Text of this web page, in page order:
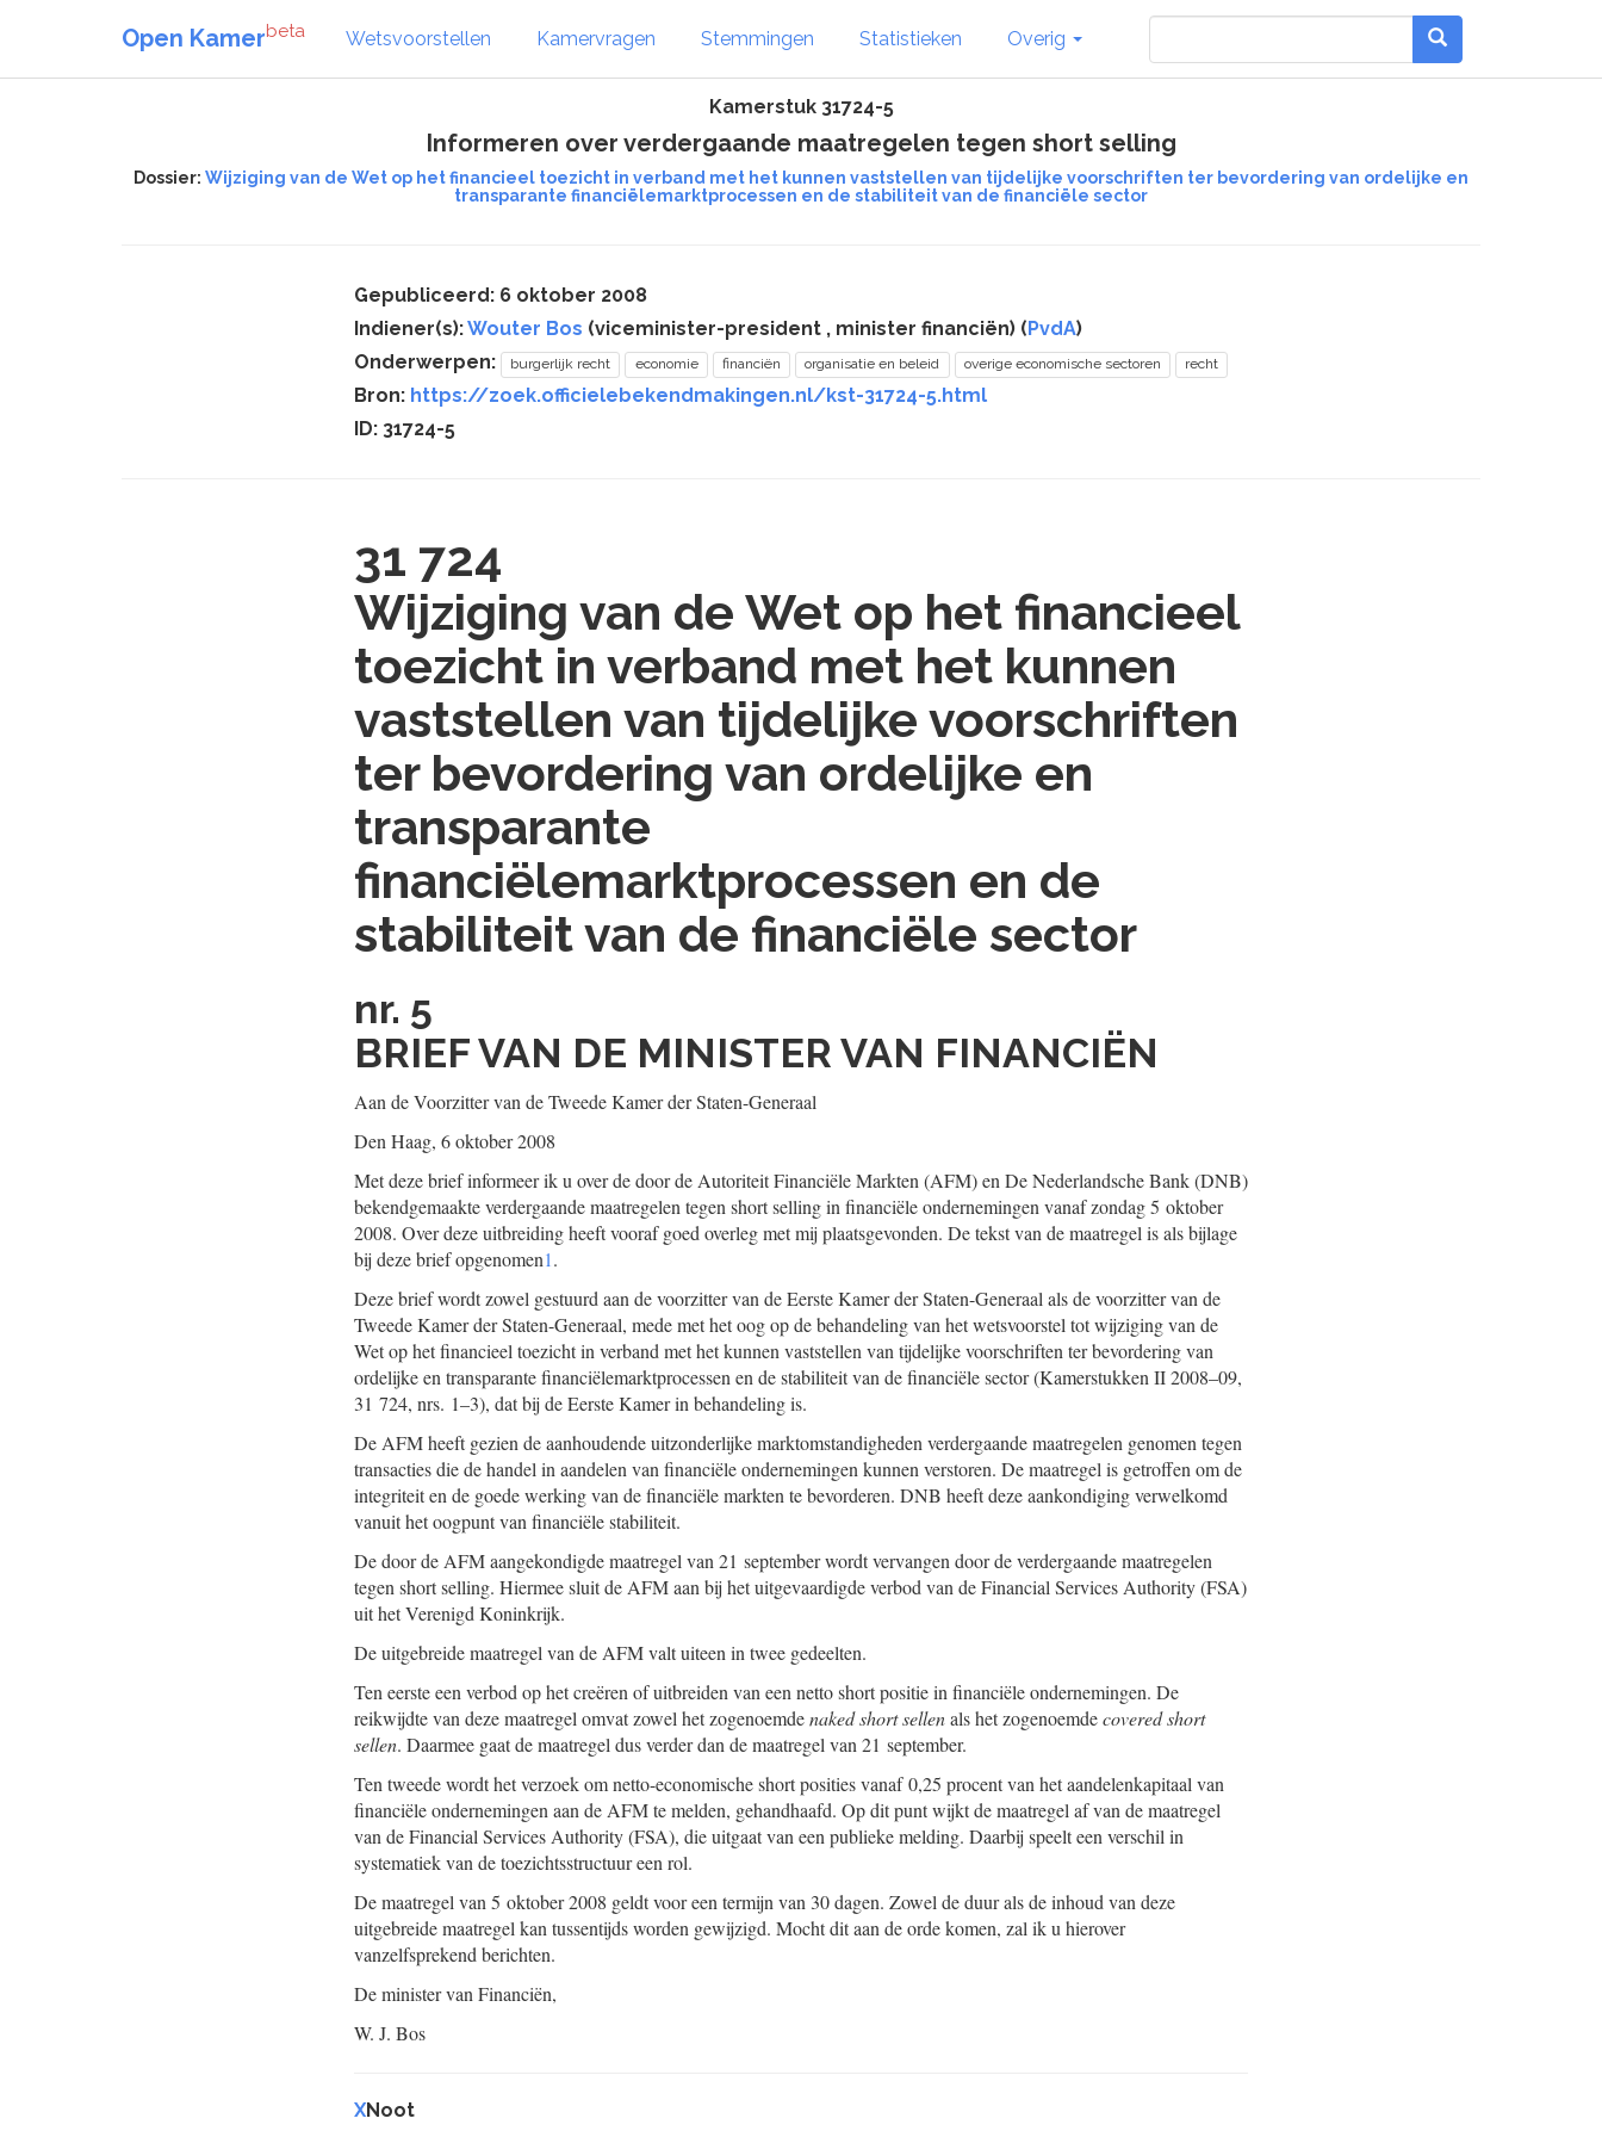
Open Kamerbeta Wetsvoorstellen Kamervragen Stemmingen Statistieken Overig
Kamerstuk 31724-5
Informeren over verdergaande maatregelen tegen short selling
Dossier: Wijziging van de Wet op het financieel toezicht in verband met het kunnen vaststellen van tijdelijke voorschriften ter bevordering van ordelijke en
transparante financiëlemarktprocessen en de stabiliteit van de financiële sector
Gepubliceerd: 6 oktober 2008
Indiener(s):Wouter Bos (viceminister-president , minister financiën) (PvdA)
Onderwerpen:
burgerlijk recht economie financiën organisatie en beleid overige economische sectoren recht
Bron: https://zoek.officielebekendmakingen.nl/kst-31724-5.html
ID: 31724-5
31 724
Wijziging van de Wet op het financieel
toezicht in verband met het kunnen
vaststellen van tijdelijke voorschriften
ter bevordering van ordelijke en
transparante
financiëlemarktprocessen en de
stabiliteit van de financiële sector
nr. 5
BRIEF VAN DE MINISTER VAN FINANCIËN
Aan de Voorzitter van de Tweede Kamer der Staten-Generaal
Den Haag, 6 oktober 2008
Met deze brief informeer ik u over de door de Autoriteit Financiële Markten (AFM) en De Nederlandsche Bank (DNB)
bekendgemaakte verdergaande maatregelen tegen short selling in financiële ondernemingen vanaf zondag 5 oktober
2008. Over deze uitbreiding heeft vooraf goed overleg met mij plaatsgevonden. De tekst van de maatregel is als bijlage
bij deze brief opgenomen1.
Deze brief wordt zowel gestuurd aan de voorzitter van de Eerste Kamer der Staten-Generaal als de voorzitter van de
Tweede Kamer der Staten-Generaal, mede met het oog op de behandeling van het wetsvoorstel tot wijziging van de
Wet op het financieel toezicht in verband met het kunnen vaststellen van tijdelijke voorschriften ter bevordering van
ordelijke en transparante financiëlemarktprocessen en de stabiliteit van de financiële sector (Kamerstukken II 2008–09,
31 724, nrs. 1–3), dat bij de Eerste Kamer in behandeling is.
De AFM heeft gezien de aanhoudende uitzonderlijke marktomstandigheden verdergaande maatregelen genomen tegen
transacties die de handel in aandelen van financiële ondernemingen kunnen verstoren. De maatregel is getroffen om de
integriteit en de goede werking van de financiële markten te bevorderen. DNB heeft deze aankondiging verwelkomd
vanuit het oogpunt van financiële stabiliteit.
De door de AFM aangekondigde maatregel van 21 september wordt vervangen door de verdergaande maatregelen
tegen short selling. Hiermee sluit de AFM aan bij het uitgevaardigde verbod van de Financial Services Authority (FSA)
uit het Verenigd Koninkrijk.
De uitgebreide maatregel van de AFM valt uiteen in twee gedeelten.
Ten eerste een verbod op het creëren of uitbreiden van een netto short positie in financiële ondernemingen. De
reikwijdte van deze maatregel omvat zowel het zogenoemdenaked short sellenals het zogenoemdecovered short
sellen. Daarmee gaat de maatregel dus verder dan de maatregel van 21 september.
Ten tweede wordt het verzoek om netto-economische short posities vanaf 0,25 procent van het aandelenkapitaal van
financiële ondernemingen aan de AFM te melden, gehandhaafd. Op dit punt wijkt de maatregel af van de maatregel
van de Financial Services Authority (FSA), die uitgaat van een publieke melding. Daarbij speelt een verschil in
systematiek van de toezichtsstructuur een rol.
De maatregel van 5 oktober 2008 geldt voor een termijn van 30 dagen. Zowel de duur als de inhoud van deze
uitgebreide maatregel kan tussentijds worden gewijzigd. Mocht dit aan de orde komen, zal ik u hierover
vanzelfsprekend berichten.
De minister van Financiën,
W. J. Bos
XNoot